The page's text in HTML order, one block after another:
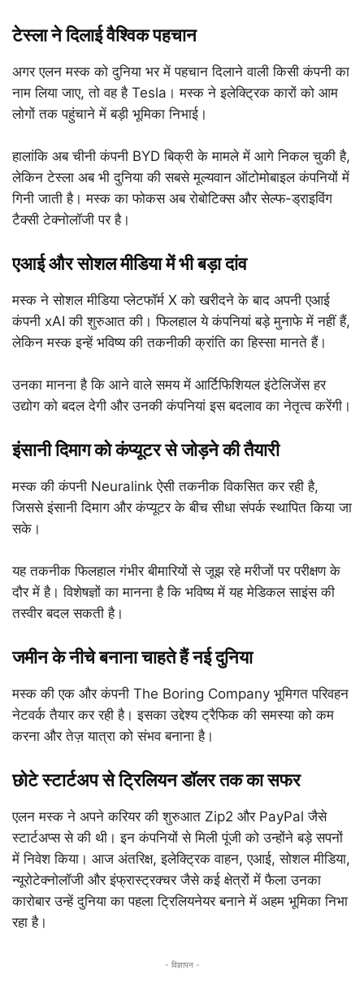
टेस्ला ने दिलाई वैश्विक पहचान
अगर एलन मस्क को दुनिया भर में पहचान दिलाने वाली किसी कंपनी का
नाम लिया जाए, तो वह है Tesla। मस्क ने इलेक्ट्रिक कारों को आम
लोगों तक पहुंचाने में बड़ी भूमिका निभाई।
हालांकि अब चीनी कंपनी BYD बिक्री के मामले में आगे निकल चुकी है,
लेकिन टेस्ला अब भी दुनिया की सबसे मूल्यवान ऑटोमोबाइल कंपनियों में
गिनी जाती है। मस्क का फोकस अब रोबोटिक्स और सेल्फ-ड्राइविंग
टैक्सी टेक्नोलॉजी पर है।
एआई और सोशल मीडिया में भी बड़ा दांव
मस्क ने सोशल मीडिया प्लेटफॉर्म X को खरीदने के बाद अपनी एआई
कंपनी xAI की शुरुआत की। फिलहाल ये कंपनियां बड़े मुनाफे में नहीं हैं,
लेकिन मस्क इन्हें भविष्य की तकनीकी क्रांति का हिस्सा मानते हैं।
उनका मानना है कि आने वाले समय में आर्टिफिशियल इंटेलिजेंस हर
उद्योग को बदल देगी और उनकी कंपनियां इस बदलाव का नेतृत्व करेंगी।
इंसानी दिमाग को कंप्यूटर से जोड़ने की तैयारी
मस्क की कंपनी Neuralink ऐसी तकनीक विकसित कर रही है,
जिससे इंसानी दिमाग और कंप्यूटर के बीच सीधा संपर्क स्थापित किया जा
सके।
यह तकनीक फिलहाल गंभीर बीमारियों से जूझ रहे मरीजों पर परीक्षण के
दौर में है। विशेषज्ञों का मानना है कि भविष्य में यह मेडिकल साइंस की
तस्वीर बदल सकती है।
जमीन के नीचे बनाना चाहते हैं नई दुनिया
मस्क की एक और कंपनी The Boring Company भूमिगत परिवहन
नेटवर्क तैयार कर रही है। इसका उद्देश्य ट्रैफिक की समस्या को कम
करना और तेज़ यात्रा को संभव बनाना है।
छोटे स्टार्टअप से ट्रिलियन डॉलर तक का सफर
एलन मस्क ने अपने करियर की शुरुआत Zip2 और PayPal जैसे
स्टार्टअप्स से की थी। इन कंपनियों से मिली पूंजी को उन्होंने बड़े सपनों
में निवेश किया। आज अंतरिक्ष, इलेक्ट्रिक वाहन, एआई, सोशल मीडिया,
न्यूरोटेक्नोलॉजी और इंफ्रास्ट्रक्चर जैसे कई क्षेत्रों में फैला उनका
कारोबार उन्हें दुनिया का पहला ट्रिलियनेयर बनाने में अहम भूमिका निभा
रहा है।
- विज्ञापन -